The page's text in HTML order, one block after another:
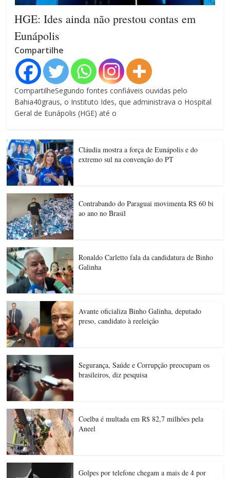
HGE: Ides ainda não prestou contas em
Eunápolis
Compartilhe
CompartilheSegundo fontes confiáveis ouvidas pelo
Bahia40graus, o Instituto Ides, que administrava o Hospital
Geral de Eunápolis (HGE) até o
Cláudia mostra a força de Eunápolis e do
extremo sul na convenção do PT
Contrabando do Paraguai movimenta R$ 60 bi
ao ano no Brasil
Ronaldo Carletto fala da candidatura de Binho
Galinha
Avante oficializa Binho Galinha, deputado
preso, candidato à reeleição
Segurança, Saúde e Corrupção preocupam os
brasileiros, diz pesquisa
Coelba é multada em R$ 82,7 milhões pela
Aneel
Golpes por telefone chegam a mais de 4 por